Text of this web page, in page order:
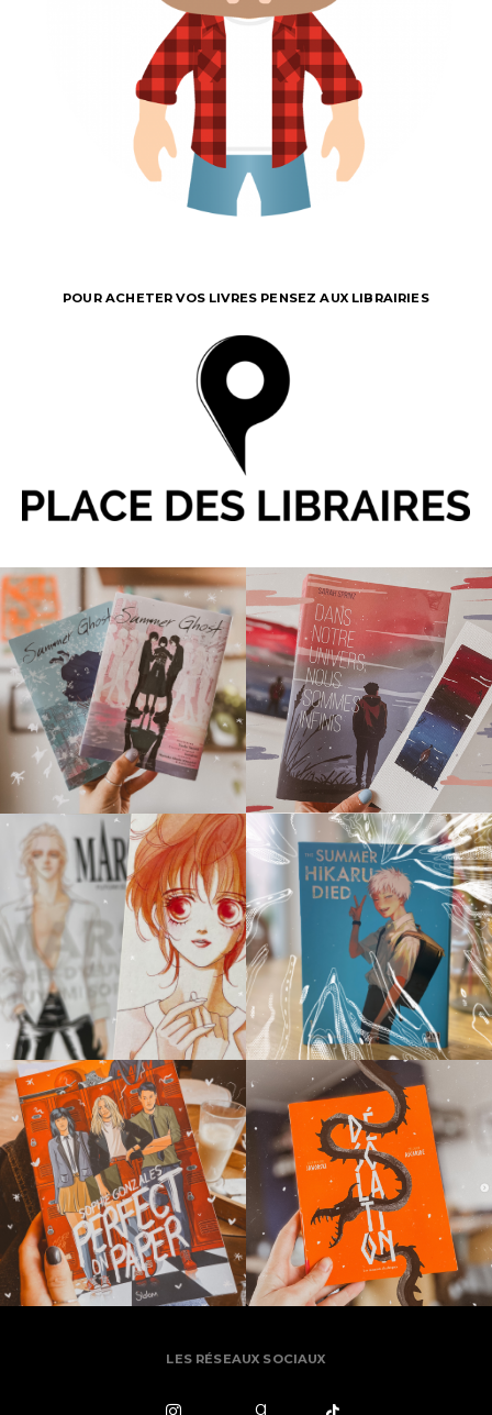
POUR ACHETER VOS LIVRES PENSEZ AUX LIBRAIRIES
LES RÉSEAUX SOCIAUX